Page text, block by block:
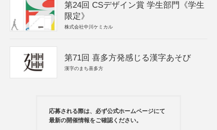
第24回 CSデザイン賞 学生部門《学生
限定》
株式会社中川ケミカル
第71回 喜多方発感じる漢字あそび
漢字のまち喜多方
応募される際は、必ず公式ホームページにて
最新の開催情報をご確認ください。